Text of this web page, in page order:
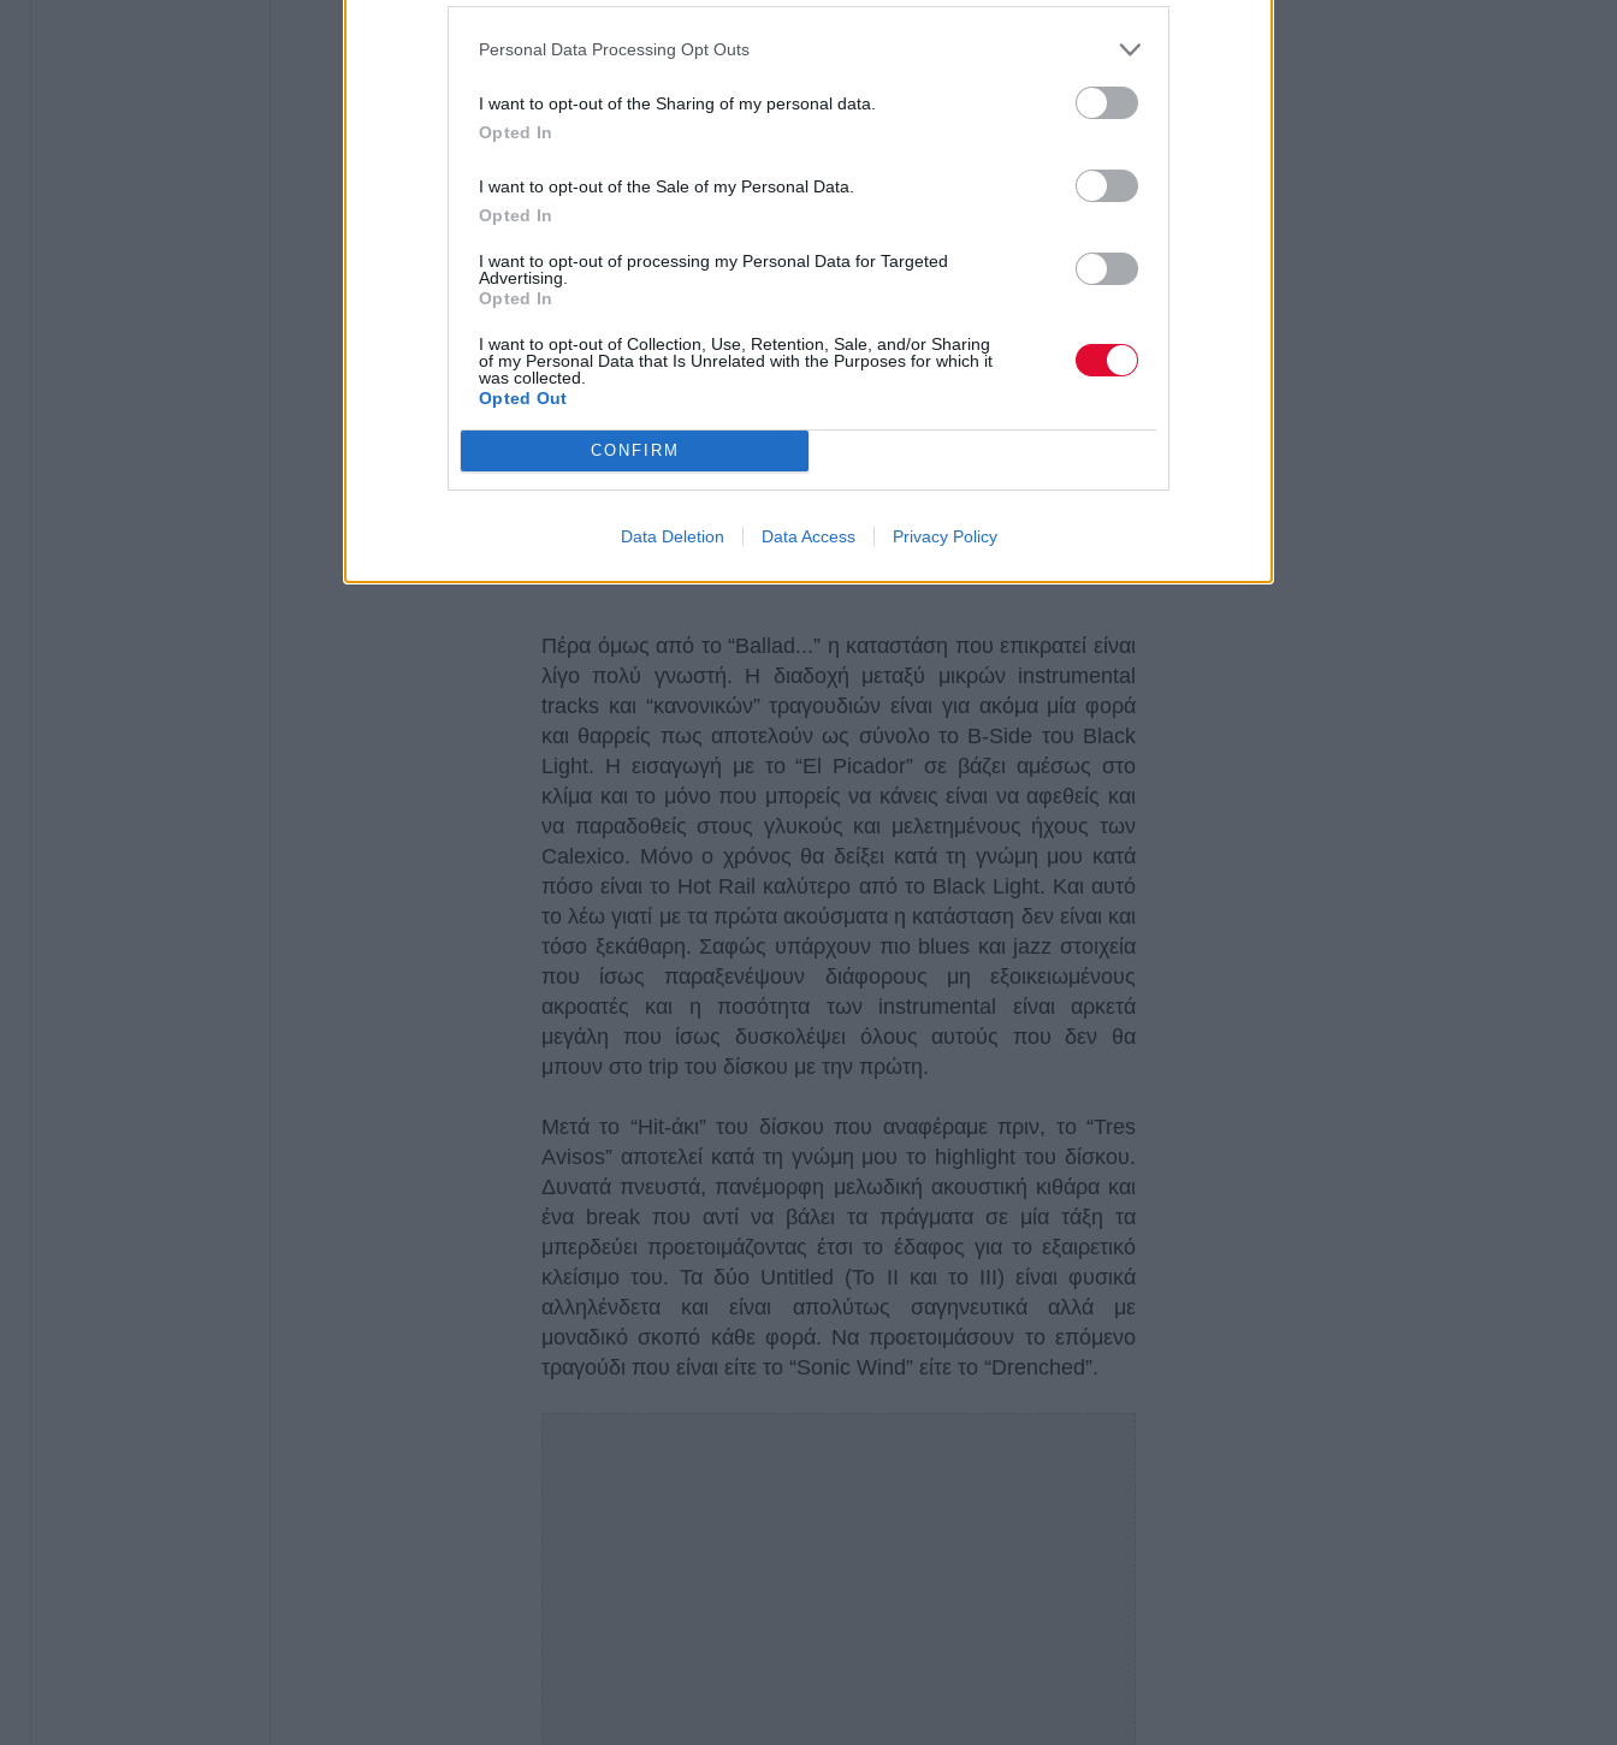
Personal Data Processing Opt Outs
I want to opt-out of the Sharing of my personal data.
Opted In
I want to opt-out of the Sale of my Personal Data.
Opted In
I want to opt-out of processing my Personal Data for Targeted
Advertising.
Opted In
I want to opt-out of Collection, Use, Retention, Sale, and/or Sharing
of my Personal Data that Is Unrelated with the Purposes for which it
was collected.
Opted Out
CONFIRM
Data Deletion Data Access Privacy Policy
Πέρα όμως από το “Ballad...” η καταστάση που επικρατεί είναι
λίγο πολύ γνωστή. Η διαδοχή μεταξύ μικρών instrumental
tracks και “κανονικών” τραγουδιών είναι για ακόμα μία φορά
και θαρρείς πως αποτελούν ως σύνολο το B-Side του Black
Light. H εισαγωγή με το “El Picador” σε βάζει αμέσως στο
κλίμα και το μόνο που μπορείς να κάνεις είναι να αφεθείς και
να παραδοθείς στους γλυκούς και μελετημένους ήχους των
Calexico. Mόνο ο χρόνος θα δείξει κατά τη γνώμη μου κατά
πόσο είναι το Hot Rail καλύτερο από το Black Light. Και αυτό
το λέω γιατί με τα πρώτα ακούσματα η κατάσταση δεν είναι και
τόσο ξεκάθαρη. Σαφώς υπάρχουν πιο blues και jazz στοιχεία
που ίσως παραξενέψουν διάφορους μη εξοικειωμένους
ακροατές και η ποσότητα των instrumental είναι αρκετά
μεγάλη που ίσως δυσκολέψει όλους αυτούς που δεν θα
μπουν στο trip του δίσκου με την πρώτη.
Μετά το “Hit-άκι” του δίσκου που αναφέραμε πριν, το “Tres
Avisos” αποτελεί κατά τη γνώμη μου το highlight του δίσκου.
Δυνατά πνευστά, πανέμορφη μελωδική ακουστική κιθάρα και
ένα break που αντί να βάλει τα πράγματα σε μία τάξη τα
μπερδεύει προετοιμάζοντας έτσι το έδαφος για το εξαιρετικό
κλείσιμο του. Τα δύο Untitled (Το ΙΙ και το ΙΙΙ) είναι φυσικά
αλληλένδετα και είναι απολύτως σαγηνευτικά αλλά με
μοναδικό σκοπό κάθε φορά. Να προετοιμάσουν το επόμενο
τραγούδι που είναι είτε το “Sonic Wind” είτε το “Drenched”.